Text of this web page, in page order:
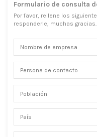
Formulario de consulta
Por favor, rellene los
responderle, muchas gracias.